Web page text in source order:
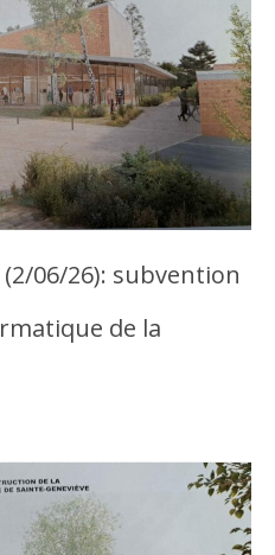
06/26): subvention
de la